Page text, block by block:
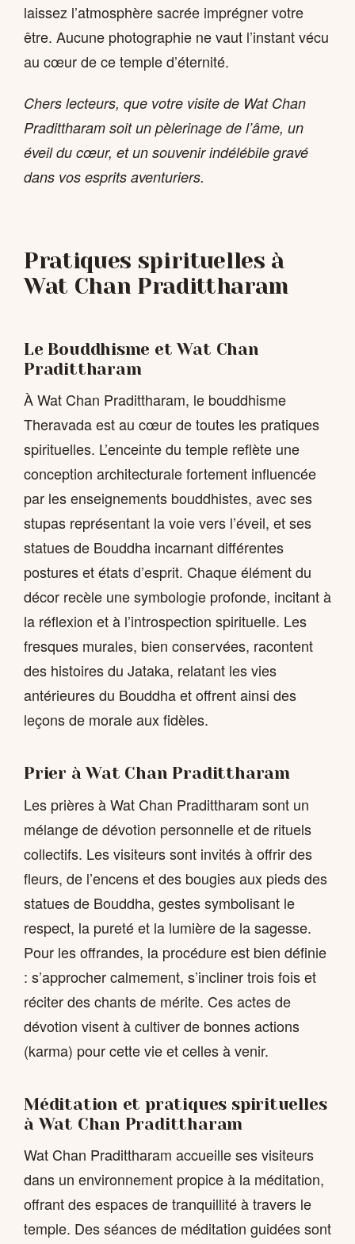
laissez l’atmosphère sacrée imprégner votre
être. Aucune photographie ne vaut l’instant vécu
au cœur de ce temple d’éternité.
Chers lecteurs, que votre visite de Wat Chan
Pradittharam soit un pèlerinage de l’âme, un
éveil du cœur, et un souvenir indélébile gravé
dans vos esprits aventuriers.
Pratiques spirituelles à
Wat Chan Pradittharam
Le Bouddhisme et Wat Chan
Pradittharam
À Wat Chan Pradittharam, le bouddhisme
Theravada est au cœur de toutes les pratiques
spirituelles. L’enceinte du temple reflète une
conception architecturale fortement influencée
par les enseignements bouddhistes, avec ses
stupas représentant la voie vers l’éveil, et ses
statues de Bouddha incarnant différentes
postures et états d’esprit. Chaque élément du
décor recèle une symbologie profonde, incitant à
la réflexion et à l’introspection spirituelle. Les
fresques murales, bien conservées, racontent
des histoires du Jataka, relatant les vies
antérieures du Bouddha et offrent ainsi des
leçons de morale aux fidèles.
Prier à Wat Chan Pradittharam
Les prières à Wat Chan Pradittharam sont un
mélange de dévotion personnelle et de rituels
collectifs. Les visiteurs sont invités à offrir des
fleurs, de l’encens et des bougies aux pieds des
statues de Bouddha, gestes symbolisant le
respect, la pureté et la lumière de la sagesse.
Pour les offrandes, la procédure est bien définie
: s’approcher calmement, s’incliner trois fois et
réciter des chants de mérite. Ces actes de
dévotion visent à cultiver de bonnes actions
(karma) pour cette vie et celles à venir.
Méditation et pratiques spirituelles
à Wat Chan Pradittharam
Wat Chan Pradittharam accueille ses visiteurs
dans un environnement propice à la méditation,
offrant des espaces de tranquillité à travers le
temple. Des séances de méditation guidées sont